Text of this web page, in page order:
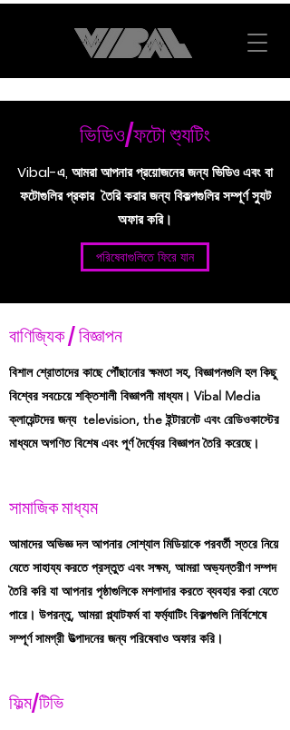
ভিডিও/ফটো শ্যুটিং
Vibal-এ, আমরা আপনার প্রয়োজনের জন্য ভিডিও এবং বা
ফটোগুলির প্রকার তৈরি করার জন্য বিকল্পগুলির সম্পূর্ণ স্যুট
অফার করি।
পরিষেবাগুলিতে ফিরে যান
বাণিজ্যিক / বিজ্ঞাপন
বিশাল শ্রোতাদের কাছে পৌঁছানোর ক্ষমতা সহ, বিজ্ঞাপনগুলি হল কিছু
বিশ্বের সবচেয়ে শক্তিশালী বিজ্ঞাপনী মাধ্যম। Vibal Media
ক্লায়েন্টদের জন্য television, the ইন্টারনেট এবং রেডিওকাস্টের
মাধ্যমে অগণিত বিশেষ এবং পূর্ণ দৈর্ঘ্যের বিজ্ঞাপন তৈরি করেছে।
সামাজিক মাধ্যম
আমাদের অভিজ্ঞ দল আপনার সোশ্যাল মিডিয়াকে পরবর্তী স্তরে নিয়ে
যেতে সাহায্য করতে প্রস্তুত এবং সক্ষম, আমরা অভ্যন্তরীণ সম্পদ
তৈরি করি যা আপনার পৃষ্ঠাগুলিকে মশলাদার করতে ব্যবহার করা যেতে
পারে। উপরন্তু, আমরা প্ল্যাটফর্ম বা ফর্ম্যাটিং বিকল্পগুলি নির্বিশেষে
সম্পূর্ণ সামগ্রী উত্পাদনের জন্য পরিষেবাও অফার করি।
ফিল্ম/টিভি